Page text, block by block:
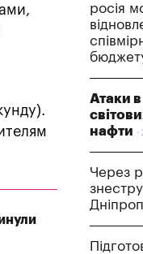
росія
Атаки
нафти
Через